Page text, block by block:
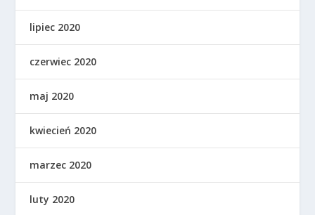
lipiec 2020
czerwiec 2020
maj 2020
kwiecień 2020
marzec 2020
luty 2020